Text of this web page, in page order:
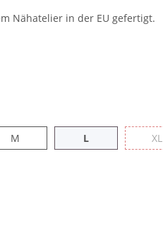
Nähatelier in der EU gefertigt.
MM LL XL